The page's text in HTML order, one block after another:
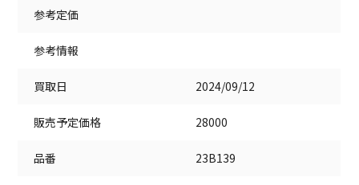
参考定価
参考情報
買取日 2024/09/12
販売予定価格 28000
品番 23B139